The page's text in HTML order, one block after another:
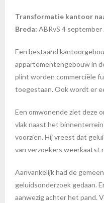
Transformatie kantoor
Breda: ABRvS 4 september
Een bestaand
appartementengebouw in
plint worden commerciële
toegestaan. Ook wordt er
Een omwonende ziet deze
vlak naast het
voorzien. Hij vreest dat
van verzoekers weerkaatst
Aanvankelijk had de
geluidsonderzoek gedaan.
aanwezig achter het pand.